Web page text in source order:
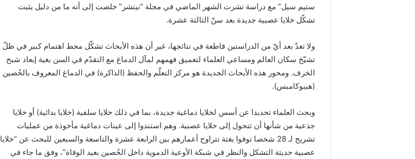
ستيم سيل” مع دراسة نشرت الشهر الماضي في مجلة “نيتشر” خلصت إلى أنه ما من دليل يثبت
تشكّل خلايا عصبية جديدة بعد سنّ الثالثة عشرة.
ولا تعدّ بعد أيّ من الدراستين قاطعة في نتائجها، غير أن هذه الأبحاث تشكّل محط اهتمام كبير في ظلّ
تشيّخ سكان العالم ومساعي العلماء لتعميق فهمهم لمآل الدماغ مع التقدّم في السن بغية إبعاد شبح
الخرف. ومحور هذه الأبحاث الجديدة هو مركز التعلّم والحفظ (الذاكرة) في الدماغ المعروف بالحُصين
(هيبوكامبس).
وبحث العلماء تحديدا عن أسس لخلايا دماغية جديدة، بما في ذلك خلايا سلفية (خلايا بدائية) أو خلايا
جذعية من شأنها أن تتحول إلى خلايا عصبية. وهم استندوا إلى عينات دماغية مأخوذة من عمليات
تشريح لـ 28 شخصا توفوا بغتة تتراوح أعمارهم بين الرابعة عشرة والتاسعة والسبعين للبحث عن “خلايا
عصبية حديثة التشكل والنظر في شبكة الأوعية الدموية داخل الحُصين بعيد الوفاة”، وفق ما جاء في